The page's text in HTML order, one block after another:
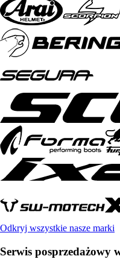
Odkryj wszystkie nasze marki
Serwis posprzedażowy